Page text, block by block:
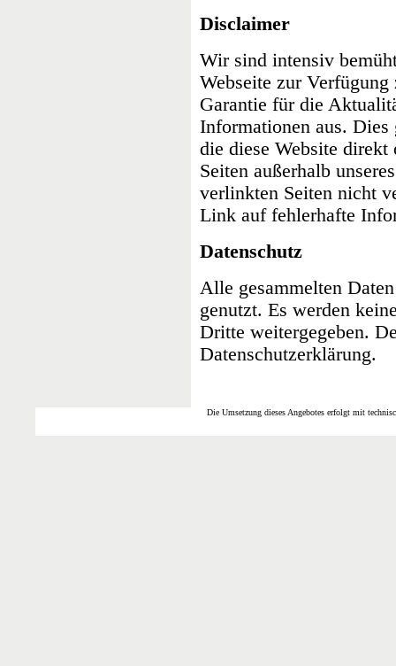
Disclaimer
Wir sind intensiv
Webseite zur
Garantie für die
Informationen aus.
die diese Website
Seiten außerhalb
verlinkten Seiten nicht
Link auf fehlerhafte
Datenschutz
Alle gesammelten
genutzt. Es werden
Dritte weitergegeben.
Datenschutzerklärung.
Die Umsetzung dieses Angebotes erfolgt mit